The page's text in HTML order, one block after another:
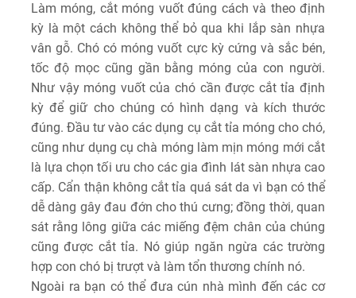
Làm móng, cắt móng vuốt đúng cách và theo định
kỳ là một cách không thể bỏ qua khi lắp sàn nhựa
vân gỗ. Chó có móng vuốt cực kỳ cứng và sắc bén,
tốc độ mọc cũng gần bằng móng của con người.
Như vậy móng vuốt của chó cần được cắt tỉa định
kỳ để giữ cho chúng có hình dạng và kích thước
đúng. Đầu tư vào các dụng cụ cắt tỉa móng cho chó,
cũng như dụng cụ chà móng làm mịn móng mới cắt
là lựa chọn tối ưu cho các gia đình lát sàn nhựa cao
cấp. Cẩn thận không cắt tỉa quá sát da vì bạn có thể
dễ dàng gây đau đớn cho thú cưng; đồng thời, quan
sát rằng lông giữa các miếng đệm chân của chúng
cũng được cắt tỉa. Nó giúp ngăn ngừa các trường
hợp con chó bị trượt và làm tổn thương chính nó.
Ngoài ra bạn có thể đưa cún nhà mình đến các cơ